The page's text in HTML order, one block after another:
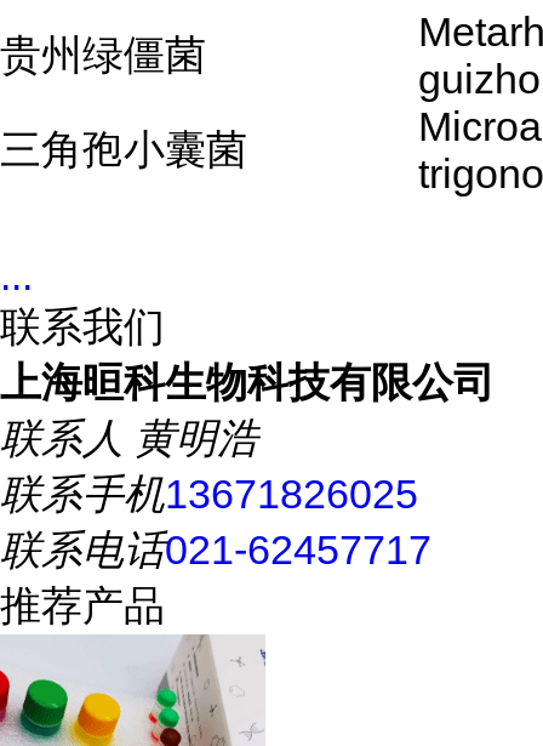
贵州绿僵菌
三角孢小囊菌
...
联系我们
上海晅科生物科技有限公司
联系人 黄明浩
联系手机13671826025
联系电话021-62457717
推荐产品